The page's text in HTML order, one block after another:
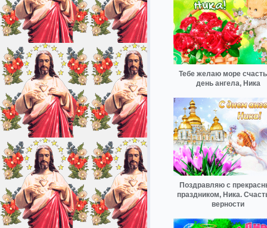
Тебе желаю море
день ангела, Ника
Поздравляю с
праздником, Ника.
верности